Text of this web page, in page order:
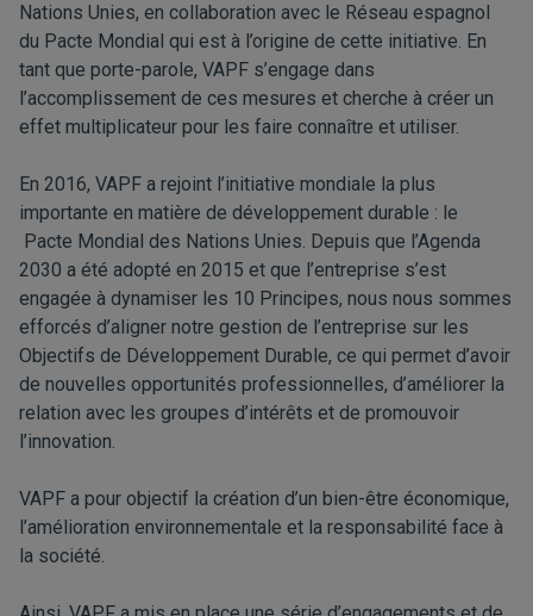
Nations Unies, en collaboration avec le Réseau espagnol
du Pacte Mondial qui est à l’origine de cette initiative. En
tant que porte-parole, VAPF s’engage dans
l’accomplissement de ces mesures et cherche à créer un
effet multiplicateur pour les faire connaître et utiliser.
En 2016, VAPF a rejoint l’initiative mondiale la plus
importante en matière de développement durable : le
Pacte Mondial des Nations Unies. Depuis que l’Agenda
2030 a été adopté en 2015 et que l’entreprise s’est
engagée à dynamiser les 10 Principes, nous nous sommes
efforcés d’aligner notre gestion de l’entreprise sur les
Objectifs de Développement Durable, ce qui permet d’avoir
de nouvelles opportunités professionnelles, d’améliorer la
relation avec les groupes d’intérêts et de promouvoir
l’innovation.
VAPF a pour objectif la création d’un bien-être économique,
l’amélioration environnementale et la responsabilité face à
la société.